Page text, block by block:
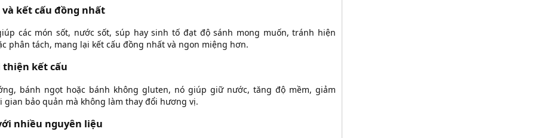
và kết cấu đồng nhất
các món sốt, nước sốt, súp hay sinh tố đạt độ sánh mong muốn, tránh hiện
phân tách, mang lại kết cấu đồng nhất và ngon miệng hơn.
thiện kết cấu
bánh ngọt hoặc bánh không gluten, nó giúp giữ nước, tăng độ mềm, giảm
gian bảo quản mà không làm thay đổi hương vị.
nhiều nguyên liệu